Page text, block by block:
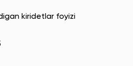
kiridetlar foyizi